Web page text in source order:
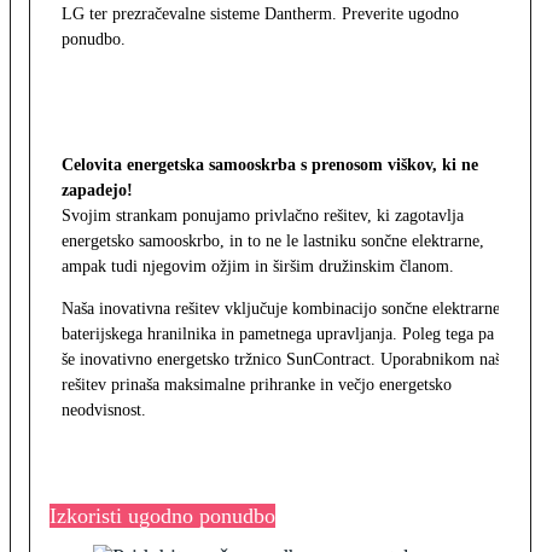
LG ter prezračevalne sisteme Dantherm. Preverite ugodno
ponudbo.
Celovita energetska samooskrba s prenosom viškov, ki ne
zapadejo!
Svojim strankam ponujamo privlačno rešitev, ki zagotavlja
energetsko samooskrbo, in to ne le lastniku sončne elektrarne,
ampak tudi njegovim ožjim in širšim družinskim članom.
Naša inovativna rešitev vključuje kombinacijo sončne elektrarne,
baterijskega hranilnika in pametnega upravljanja. Poleg tega pa
še inovativno energetsko tržnico SunContract. Uporabnikom naša
rešitev prinaša maksimalne prihranke in večjo energetsko
neodvisnost.
Izkoristi ugodno ponudbo